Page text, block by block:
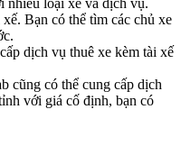
nhiều loại xe và dịch vụ.
Bạn có thể tìm các chủ xe
dịch vụ thuê xe kèm tài xế
cũng có thể cung cấp dịch
với giá cố định, bạn có